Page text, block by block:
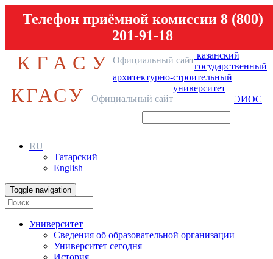
Телефон приёмной комиссии 8 (800)
201-91-18
КГАСУ Официальный сайт казанский
государственный
архитектурно-строительный
университет
КГАСУ Официальный сайт ЭИОС
RU
Татарский
English
Toggle navigation
Университет
Сведения об образовательной организации
Университет сегодня
История